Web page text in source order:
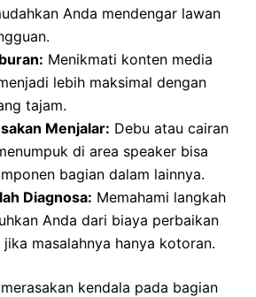
Anda mendengar lawan
Menikmati konten media
lebih maksimal dengan
tajam.
Menjalar: Debu atau cairan
di area speaker bisa
bagian dalam lainnya.
Diagnosa: Memahami langkah
Anda dari biaya perbaikan
masalahnya hanya kotoran.
kendala pada bagian